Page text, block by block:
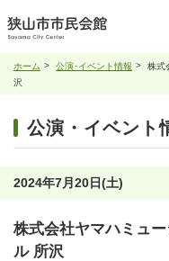
ホーム 公演･イベント情報
株式
沢
公演・イベント
2024年7月20日(土)
株式会社ヤマハミュ
ル 所沢